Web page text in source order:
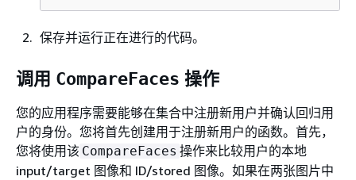
保存并运行正在进行的代码。
调用 CompareFaces 操作
您的应用程序需要能够在集合中注册新用户并确认回归用
户的身份。您将首先创建用于注册新用户的函数。首先，
您将使用该 CompareFaces 操作来比较用户的本地
input/target 图像和 ID/stored 图像。如果在两张图片中